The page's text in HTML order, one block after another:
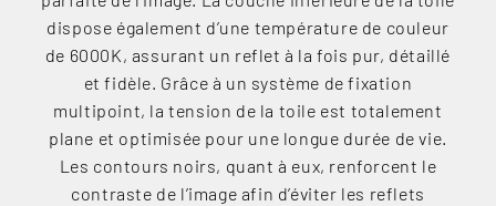
dispose également d’une température de couleur
de 6000K, assurant un reflet à la fois pur, détaillé
et fidèle. Grâce à un système de fixation
multipoint, la tension de la toile est totalement
plane et optimisée pour une longue durée de vie.
Les contours noirs, quant à eux, renforcent le
contraste de l’image afin d’éviter les reflets